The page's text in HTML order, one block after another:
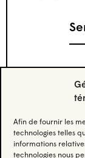
Afin de fournir les
technologies telles
informations
technologies nous